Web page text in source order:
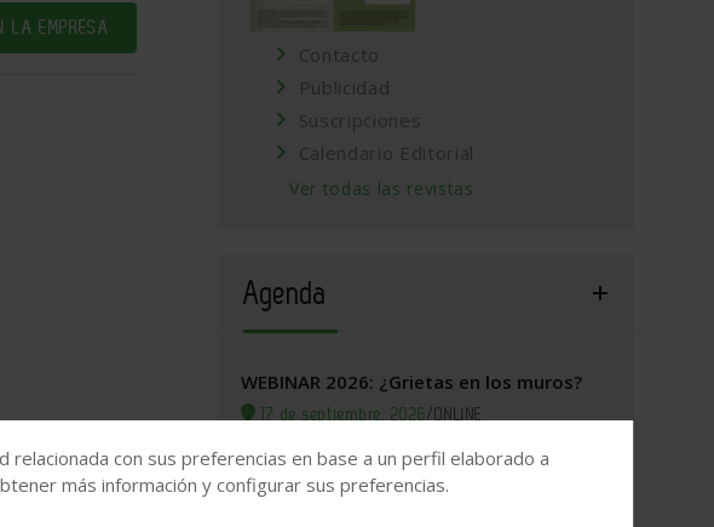
LA EMPRESA
Contacto
Publicidad
Suscripciones
Calendario Editorial
Ver todas las revistas
Agenda
WEBINAR 2026: ¿Grietas en los muros?
17 de septiembre, 2026/ONLINE
Valladolid, 2026. Jornada Arquitectura y
Construcción
con sus preferencias en base a un perfil elaborado a
más información y configurar sus preferencias.